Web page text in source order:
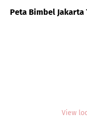
Peta Bimbel Jakarta
View